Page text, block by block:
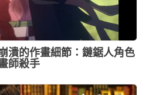
潰的作畫細節：鏈鋸人角色
師殺手